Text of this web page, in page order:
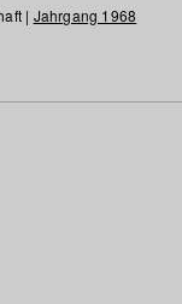
| Jahrgang 1968